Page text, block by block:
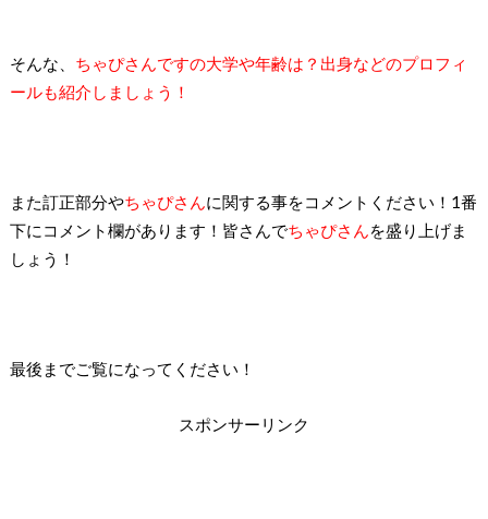
そんな、 ちゃぴさんですの大学や年齢は？出身などのプロフィ
ールも紹介しましょう！
また訂正部分やちゃぴさんに関する事をコメントください！1番
下にコメント欄があります！皆さんでちゃぴさんを盛り上げま
しょう！
最後までご覧になってください！
スポンサーリンク